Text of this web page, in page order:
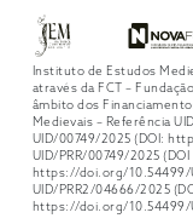
Instituto de Estudos
através da FCT –
âmbito dos
Medievais – Referência
UID/00749/2025 (DOI:
UID/PRR/00749/2025 (DOI
https://doi.org/10.54499/
UID/PRR2/04666/2025
https://doi.org/10.54499/